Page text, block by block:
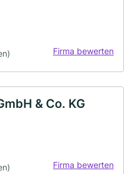
Firma bewerten
& Co. KG
Firma bewerten